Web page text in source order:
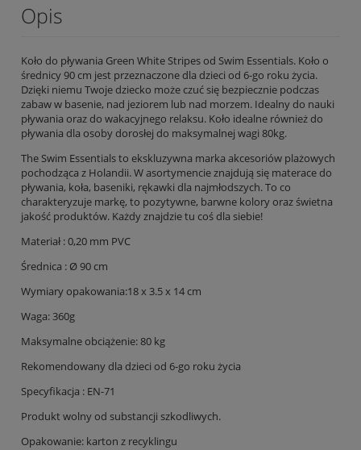
Opis
Koło do pływania Green White Stripes od Swim Essentials. Koło o
średnicy 90 cm jest przeznaczone dla dzieci od 6-go roku życia.
Dzięki niemu Twoje dziecko może czuć się bezpiecznie podczas
zabaw w basenie, nad jeziorem lub nad morzem. Idealny do nauki
pływania oraz do wakacyjnego relaksu. Koło idealne również do
pływania dla osoby dorosłej do maksymalnej wagi 80kg.
The Swim Essentials to ekskluzywna marka akcesoriów plażowych
pochodząca z Holandii. W asortymencie znajdują się materace do
pływania, koła, baseniki, rękawki dla najmłodszych. To co
charakteryzuje markę, to pozytywne, barwne kolory oraz świetna
jakość produktów. Każdy znajdzie tu coś dla siebie!
Materiał : 0,20 mm PVC
Średnica : Ø90 cm
Wymiary opakowania:18 x 3.5 x 14 cm
Waga: 360g
Maksymalne obciążenie: 80 kg
Rekomendowany dla dzieci od 6-go roku życia
Specyfikacja : EN-71
Produkt wolny od substancji szkodliwych.
Opakowanie: karton z recyklingu